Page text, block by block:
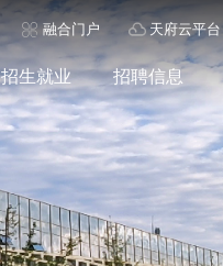
融合门户 天府云平台
招生就业 招聘信息